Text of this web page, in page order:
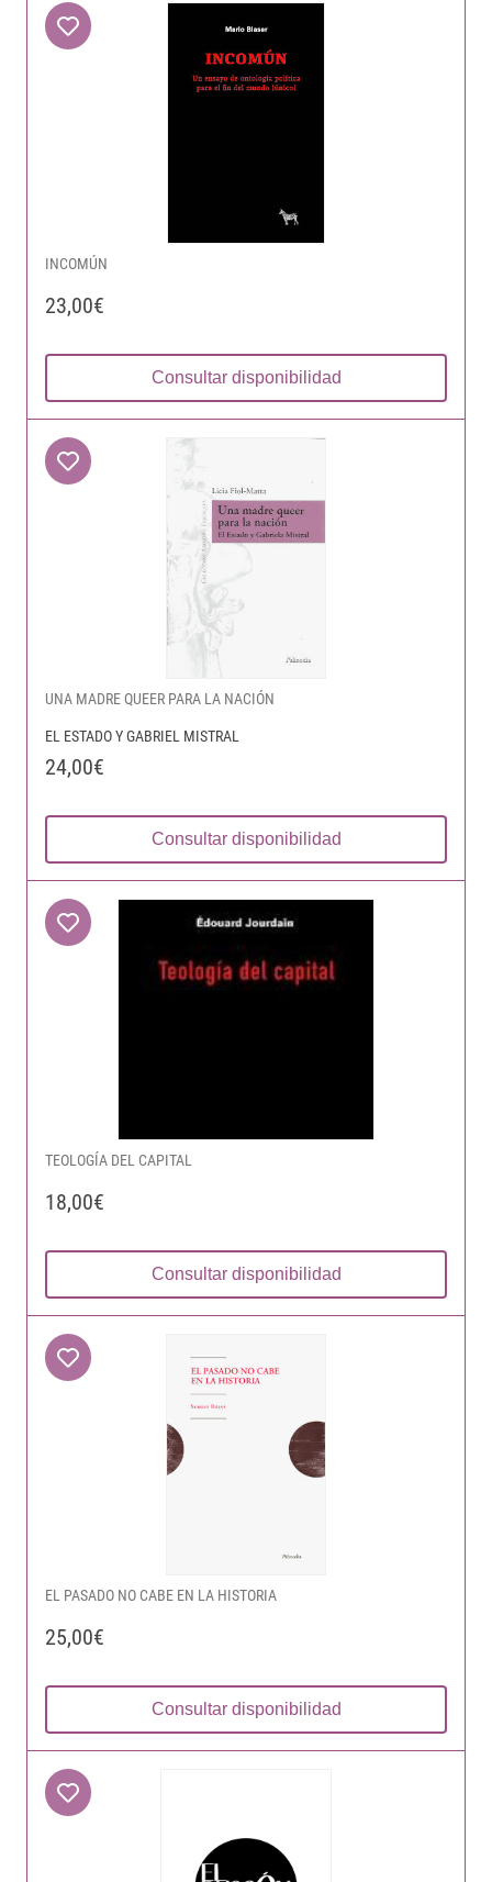
INCOMÚN
23,00€
Consultar disponibilidad
UNA MADRE QUEER PARA LA NACIÓN
EL ESTADO Y GABRIEL MISTRAL
24,00€
Consultar disponibilidad
TEOLOGÍA DEL CAPITAL
18,00€
Consultar disponibilidad
EL PASADO NO CABE EN LA HISTORIA
25,00€
Consultar disponibilidad